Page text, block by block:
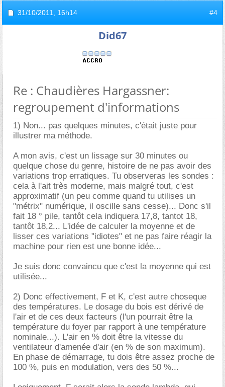
31/10/2011, 16h14 #4
Did67
Re : Chaudières Hargassner:
regroupement d'informations
1) Non... pas quelques minutes, c'était juste pour
illustrer ma méthode.
A mon avis, c'est un lissage sur 30 minutes ou
quelque chose du genre, histoire de ne pas avoir des
variations trop erratiques. Tu observeras les sondes :
cela à l'ait très moderne, mais malgré tout, c'est
approximatif (un peu comme quand tu utilises un
"métrix" numérique, il oscille sans cesse)... Donc s'il
fait 18 ° pile, tantôt cela indiquera 17,8, tantot 18,
tantôt 18,2... L'idée de calculer la moyenne et de
lisser ces variations "idiotes" et ne pas faire réagir la
machine pour rien est une bonne idée...
Je suis donc convaincu que c'est la moyenne qui est
utilisée...
2) Donc effectivement, F et K, c'est autre choseque
des températures. Le dosage du bois est dérivé de
l'air et de ces deux facteurs (l'un pourrait être la
température du foyer par rapport à une température
nominale...). L'air en % doit être la vitesse du
ventilateur d'amenée d'air (en % de son maximum).
En phase de démarrage, tu dois être assez proche de
100 %, puis en modulation, vers des 50 %...